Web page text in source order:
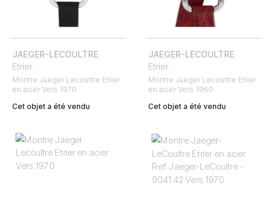
JAEGER-LECOULTRE
Etrier
Montre Jaeger Lecoultre Etrier
en acier Vers 1970
Cet objet a été vendu
JAEGER-LECOULTRE
Etrier
Montre Jaeger Lecoultre Etrier
en acier Vers 1960
Cet objet a été vendu